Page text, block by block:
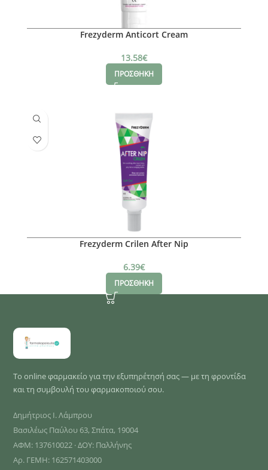
Frezyderm Anticort Cream
13.58€
ΠΡΟΣΘΗΚΗ
Frezyderm Crilen After Nip
6.39€
ΠΡΟΣΘΗΚΗ
Το online φαρμακείο για την εξυπηρέτησή σας — με τη φροντίδα
και τη συμβουλή του φαρμακοποιού σου.
Δημήτριος Ι. Λάμπρου
Βασιλέως Παύλου 63, Σπάτα, 19004
ΑΦΜ: 137610022 · ΔΟΥ: Παλλήνης
Αρ. ΓΕΜΗ: 162571403000